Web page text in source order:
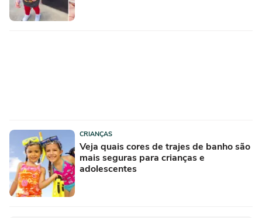
CRIANÇAS
Veja quais cores de trajes de banho são
mais seguras para crianças e
adolescentes